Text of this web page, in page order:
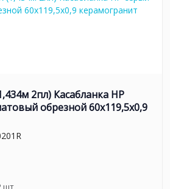
2пл) Касабланка HP
обрезной 60x119,5x0,9
шт